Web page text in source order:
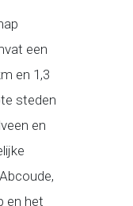
een
en 1,3
steden
en
en het